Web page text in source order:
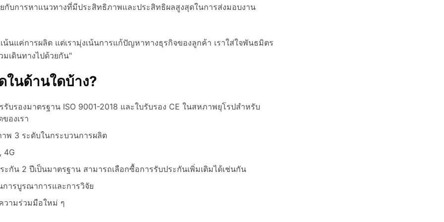
กับการหาแนวทางที่มีประสิทธิภาพและประสิทธิผลสูงสุดในการส่งมอบงาน
เน้นแค่การผลิต แต่เรามุ่งเน้นการแก้ปัญหาทางธุรกิจของลูกค้า เราใส่ใจพันธมิตร
มเดินทางไปด้วยกัน"
ในด้านใดบ้าง?
บรองมาตรฐาน ISO 9001-2018 และใบรับรอง CE ในสหภาพยุโรปสำหรับ
องเรา
พ 3 ระดับในกระบวนการผลิต
4G
กัน 2 ปีเป็นมาตรฐาน สามารถเลือกซื้อการรับประกันเพิ่มเติมได้เช่นกัน
ารบูรณาการและการวิจัย
วามร่วมมือใหม่ ๆ